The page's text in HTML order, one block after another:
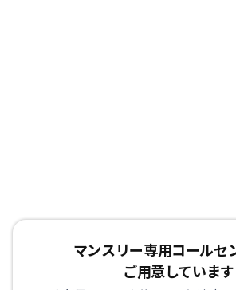
マンスリー専用コールセ
ご用意しています